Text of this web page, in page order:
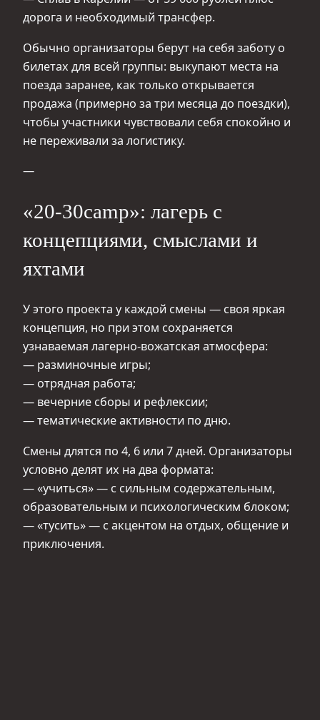
дорога и необходимый трансфер.
Обычно организаторы берут на себя заботу о
билетах для всей группы: выкупают места на
поезда заранее, как только открывается
продажа (примерно за три месяца до поездки),
чтобы участники чувствовали себя спокойно и
не переживали за логистику.
—
«20-30camp»: лагерь с
концепциями, смыслами и
яхтами
У этого проекта у каждой смены — своя яркая
концепция, но при этом сохраняется
узнаваемая лагерно-вожатская атмосфера:
— разминочные игры;
— отрядная работа;
— вечерние сборы и рефлексии;
— тематические активности по дню.
Смены длятся по 4, 6 или 7 дней. Организаторы
условно делят их на два формата:
— «учиться» — с сильным содержательным,
образовательным и психологическим блоком;
— «тусить» — с акцентом на отдых, общение и
приключения.